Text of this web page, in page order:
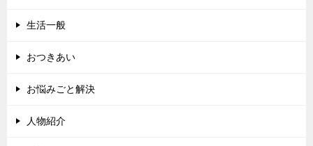
生活一般
おつきあい
お悩みごと解決
人物紹介